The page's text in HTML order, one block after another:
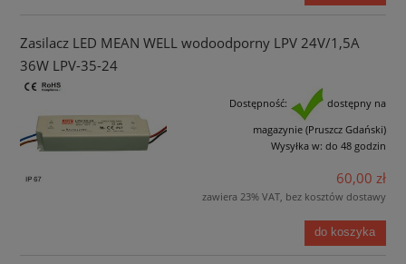
Zasilacz LED MEAN WELL wodoodporny LPV 24V/1,5A
36W LPV-35-24
Dostępność:
dostępny na
magazynie (Pruszcz Gdański)
Wysyłka w: do 48 godzin
60,00 zł
zawiera 23% VAT, bez kosztów dostawy
do koszyka